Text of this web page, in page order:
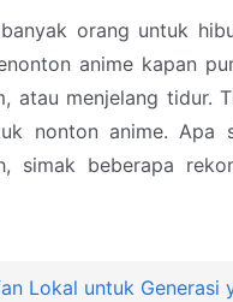
orang untuk
anime kapan
atau menjelang tidur.
nonton anime. Apa
simak beberapa
Lokal untuk Generasi